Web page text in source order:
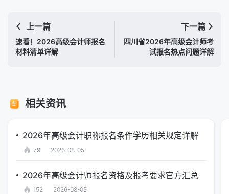
上一篇
速看！2026高级会计师报名
材料清单详解
下一篇
四川省2026年高级会计师考
试报名热点问题详解
相关资讯
2026年高级会计职称报名条件学历相关规定详解
79 2026-08-05
2026年高级会计师报名资格及报考要求官方汇总
152 2026-08-05